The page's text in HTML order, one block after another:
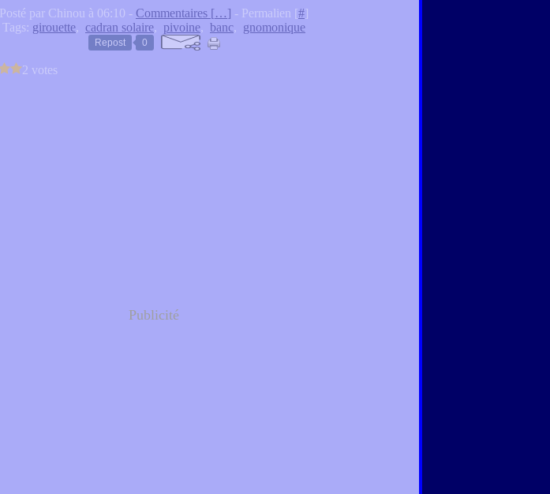
Posté par Chinou à 06:10 - Commentaires […] - Permalien [#]
Tags: girouette, cadran solaire, pivoine, banc, gnomonique
Repost 0
2 votes
Publicité